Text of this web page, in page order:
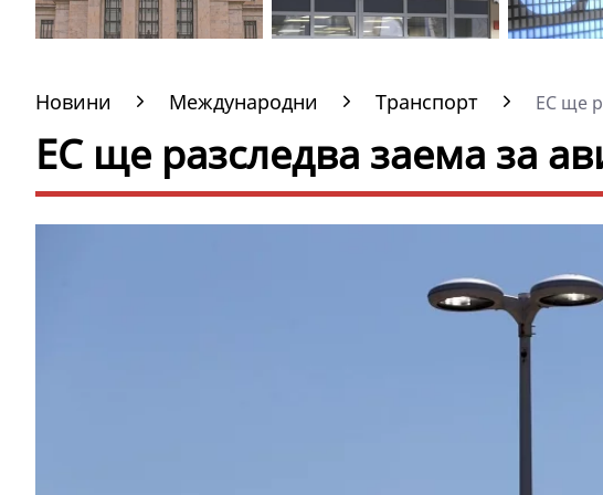
Новини Международни Транспорт ЕС ще
ЕС ще разследва заема за